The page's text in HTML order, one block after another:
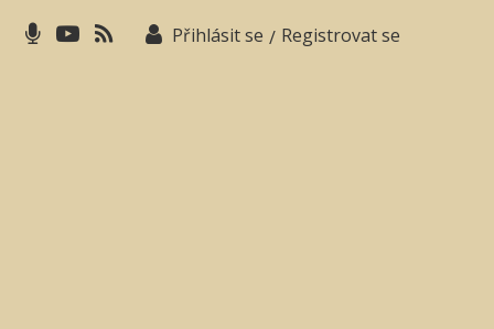
Přihlásit se / Registrovat se